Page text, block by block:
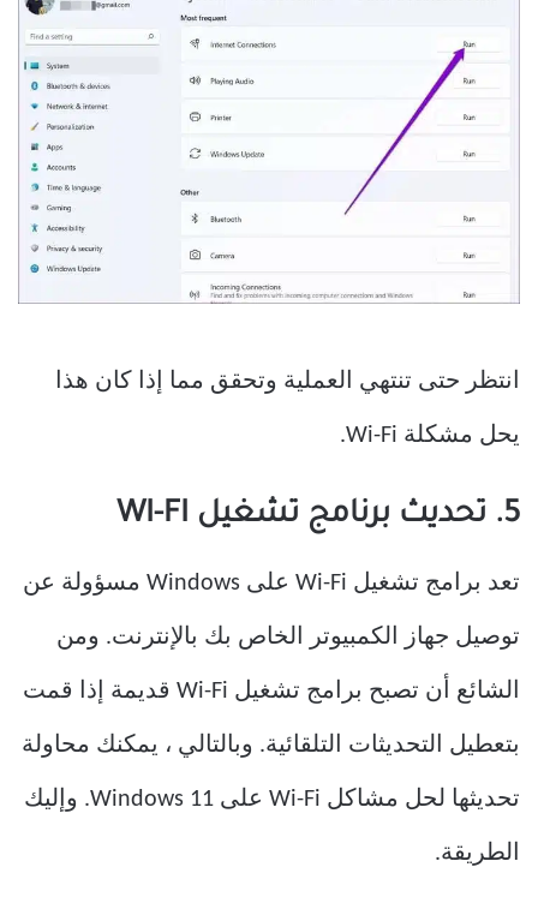
انتظر حتى تنتهي العملية وتحقق مما إذا كان هذا
يحل مشكلة Wi-Fi.
5. تحديث برنامج تشغيل WI-FI
تعد برامج تشغيل Wi-Fi على Windows مسؤولة عن
توصيل جهاز الكمبيوتر الخاص بك بالإنترنت. ومن
الشائع أن تصبح برامج تشغيل Wi-Fi قديمة إذا قمت
بتعطيل التحديثات التلقائية. وبالتالي ، يمكنك محاولة
تحديثها لحل مشاكل Wi-Fi على Windows 11. وإليك
الطريقة.